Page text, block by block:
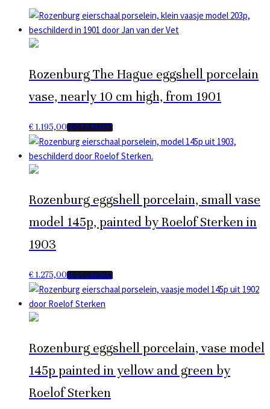
Rozenburg The Hague eggshell porcelain
vase, nearly 10 cm high, from 1901
€ 1.195,00ADD TO BASKET
Rozenburg eggshell porcelain, small vase
model 145p, painted by Roelof Sterken in
1903
€ 1.275,00ADD TO BASKET
Rozenburg eggshell porcelain, vase model
145p painted in yellow and green by
Roelof Sterken